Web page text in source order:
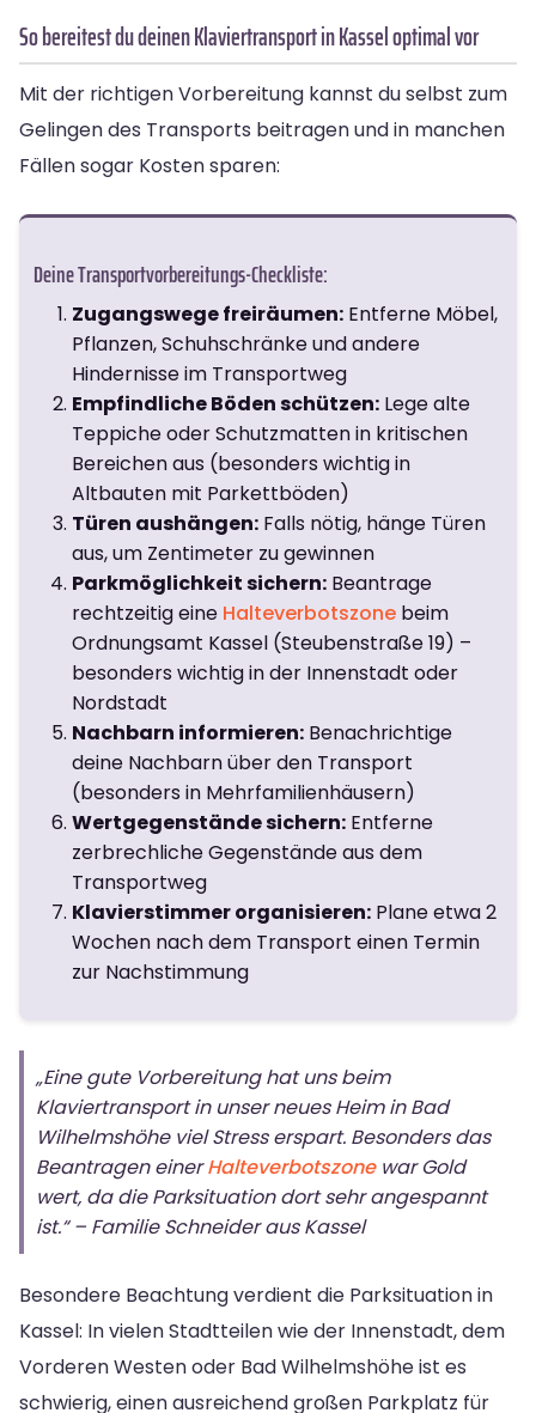
So bereitest du deinen Klaviertransport in Kassel optimal vor
Mit der richtigen Vorbereitung kannst du selbst zum
Gelingen des Transports beitragen und in manchen
Fällen sogar Kosten sparen:
Deine Transportvorbereitungs-Checkliste:
Zugangswege freiräumen: Entferne Möbel,
Pflanzen, Schuhschränke und andere
Hindernisse im Transportweg
Empfindliche Böden schützen: Lege alte
Teppiche oder Schutzmatten in kritischen
Bereichen aus (besonders wichtig in
Altbauten mit Parkettböden)
Türen aushängen: Falls nötig, hänge Türen
aus, um Zentimeter zu gewinnen
Parkmöglichkeit sichern: Beantrage
rechtzeitig eine Halteverbotszone beim
Ordnungsamt Kassel (Steubenstraße 19) –
besonders wichtig in der Innenstadt oder
Nordstadt
Nachbarn informieren: Benachrichtige
deine Nachbarn über den Transport
(besonders in Mehrfamilienhäusern)
Wertgegenstände sichern: Entferne
zerbrechliche Gegenstände aus dem
Transportweg
Klavierstimmer organisieren: Plane etwa 2
Wochen nach dem Transport einen Termin
zur Nachstimmung
„Eine gute Vorbereitung hat uns beim
Klaviertransport in unser neues Heim in Bad
Wilhelmshöhe viel Stress erspart. Besonders das
Beantragen einerHalteverbotszonewar Gold
wert, da die Parksituation dort sehr angespannt
ist.“ – Familie Schneider aus Kassel
Besondere Beachtung verdient die Parksituation in
Kassel: In vielen Stadtteilen wie der Innenstadt, dem
Vorderen Westen oder Bad Wilhelmshöhe ist es
schwierig, einen ausreichend großen Parkplatz für